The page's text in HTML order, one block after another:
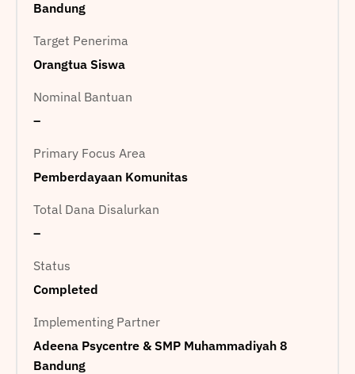
Bandung
Target Penerima
Orangtua Siswa
Nominal Bantuan
–
Primary Focus Area
Pemberdayaan Komunitas
Total Dana Disalurkan
–
Status
Completed
Implementing Partner
Adeena Psycentre & SMP Muhammadiyah 8
Bandung